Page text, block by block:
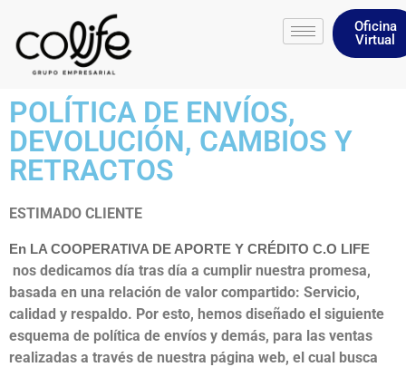
Oficina
Virtual
POLÍTICA DE ENVÍOS,
DEVOLUCIÓN, CAMBIOS Y
RETRACTOS
ESTIMADO CLIENTE
En LA COOPERATIVA DE APORTE Y CRÉDITO C.O LIFE
nos dedicamos día tras día a cumplir nuestra promesa,
basada en una relación de valor compartido: Servicio,
calidad y respaldo. Por esto, hemos diseñado el siguiente
esquema de política de envíos y demás, para las ventas
realizadas a través de nuestra página web, el cual busca